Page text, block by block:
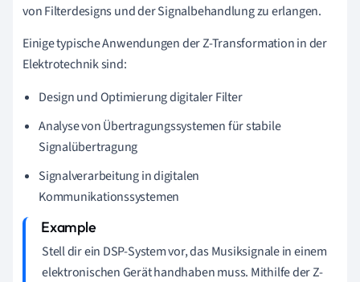
von Filterdesigns und der Signalbehandlung zu erlangen.
Einige typische Anwendungen der Z-Transformation in der
Elektrotechnik sind:
Design und Optimierung digitaler Filter
Analyse von Übertragungssystemen für stabile
Signalübertragung
Signalverarbeitung in digitalen
Kommunikationssystemen
Stell dir ein DSP-System vor, das Musiksignale in einem
elektronischen Gerät handhaben muss. Mithilfe der Z-